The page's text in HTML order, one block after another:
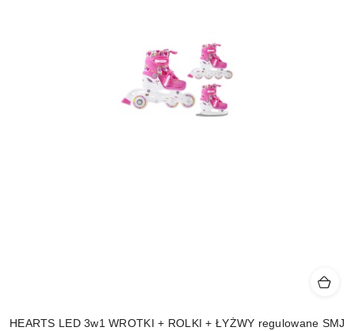
HEARTS LED 3w1 WROTKI + ROLKI + ŁYŻWY regulowane SMJ